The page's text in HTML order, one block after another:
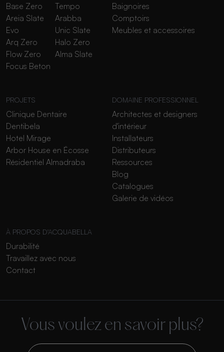
Base Zero
Areia Slate
Evo
Arq Zero
Flow Zero
Focus Beton
Tempo
Arabba
Unic Slate
Halo Zero
Alma Slate
Baignoires
Comptoirs
Meubles et accessoires
PROJETS
Clinique Dentaire
Dentibela
Hotel Mirage
Arbor House en Écosse
Résidentiel Almadraba
DOMAINE PROFESSIONNEL
Architectes et designers
d'intérieur
Installateurs
Distributeurs
Ressources
Blog
Catalogues
Galerie de vidéos
À PROPOS D'ACQUABELLA
Durabilité
Travaillez avec nous
Contact
Vous voulez en savoir plus?